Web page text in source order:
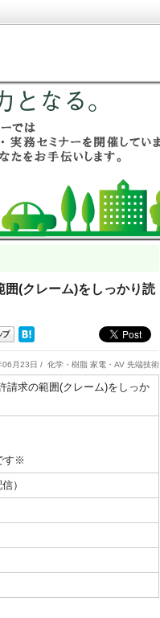
(クレーム)をしっかり読
06月23日 / 化学・樹脂 家電・AV 先端技術
請求の範囲(クレーム)をしっか
す※
）